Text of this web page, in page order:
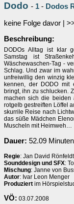
Dodo - 1 - Dodos
keine Folge davor |
Beschreibung:
DODOs Alltag ist klar
Samstag ist
Wäschewaschen-Tag -
Schlag. Und zwar im
unfreiwillig den winzig
kennen, der DODO mit
bringt, ihn zu schlucken.
machen sich die beiden
rotgelb gestreiften Löffel
skurrile Reise nach
das süße Mädchen
Muscheln mit Heimweh…
Dauer: 52.09 Minuten
Regie: Jan David Rönfeldt
Sounddesign und SFX:
Mischung: Janne von
Autor: Ivar Leon Menger
Produziert im
VÖ: 03.07.2008